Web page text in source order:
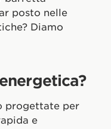
posto nelle
Diamo
progettate per
e